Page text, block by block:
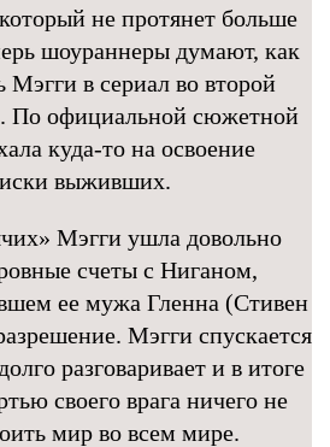
не протянет больше
шоураннеры думают, как
Мэгги в сериал во второй
По официальной сюжетной
куда-то на освоение
выживших.
Мэгги ушла довольно
счеты с Ниганом,
ее мужа Гленна (Стивен
Мэгги спускается
разговаривает и в итоге
своего врага ничего не
мир во всем мире.